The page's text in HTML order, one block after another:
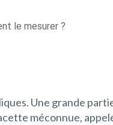
le mesurer ?
Une grande
méconnue,